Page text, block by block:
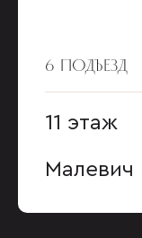
6 ПОДЪЕЗД
11 этаж
Малевич